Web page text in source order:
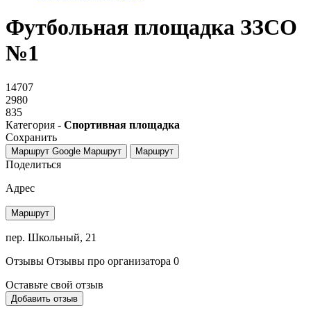
Футбольная площадка ЗЗСО
№1
14707
2980
835
Категория - Спортивная площадка
Сохранить
Маршрут Google Маршрут Маршрут
Поделиться
Адрес
Маршрут
пер. Школьный, 21
Отзывы Отзывы про организатора 0
Оставьте свой отзыв
Добавить отзыв